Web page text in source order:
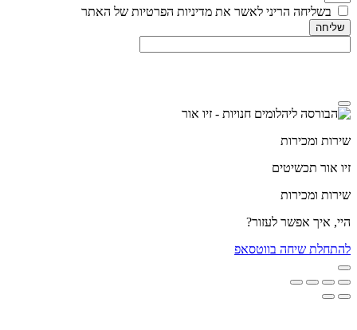
בשליחה הריני לאשר את מדיניות הפרטיות של האתר
שליחה
שירות ומכירות
זיו אור תכשיטים
שירות ומכירות
היי, איך אפשר לעזור?
להתחלת שיחה בווטסאפ